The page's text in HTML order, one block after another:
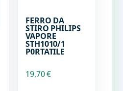
FERRO DA
STIRO PHILIPS
VAPORE
STH1010/1
P0RTATILE
19,70€